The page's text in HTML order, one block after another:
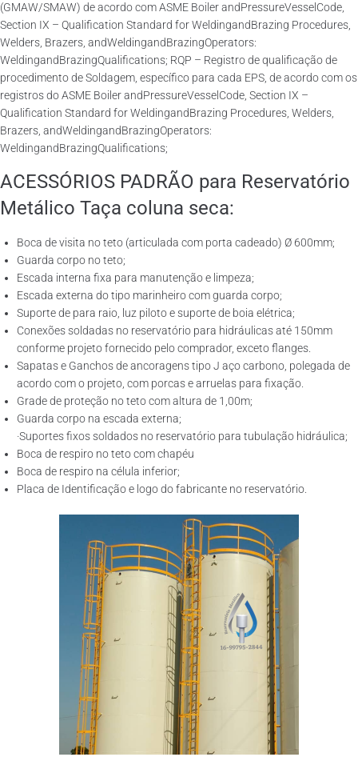
(GMAW/SMAW) de acordo com ASME Boiler andPressureVesselCode,
Section IX – Qualification Standard for WeldingandBrazing Procedures,
Welders, Brazers, andWeldingandBrazingOperators:
WeldingandBrazingQualifications; RQP – Registro de qualificação de
procedimento de Soldagem, específico para cada EPS, de acordo com os
registros do ASME Boiler andPressureVesselCode, Section IX –
Qualification Standard for WeldingandBrazing Procedures, Welders,
Brazers, andWeldingandBrazingOperators:
WeldingandBrazingQualifications;
ACESSÓRIOS PADRÃO para Reservatório
Metálico Taça coluna seca:
Boca de visita no teto (articulada com porta cadeado) Ø 600mm;
Guarda corpo no teto;
Escada interna fixa para manutenção e limpeza;
Escada externa do tipo marinheiro com guarda corpo;
Suporte de para raio, luz piloto e suporte de boia elétrica;
Conexões soldadas no reservatório para hidráulicas até 150mm
conforme projeto fornecido pelo comprador, exceto flanges.
Sapatas e Ganchos de ancoragens tipo J aço carbono, polegada de
acordo com o projeto, com porcas e arruelas para fixação.
Grade de proteção no teto com altura de 1,00m;
Guarda corpo na escada externa;
·Suportes fixos soldados no reservatório para tubulação hidráulica;
Boca de respiro no teto com chapéu
Boca de respiro na célula inferior;
Placa de Identificação e logo do fabricante no reservatório.